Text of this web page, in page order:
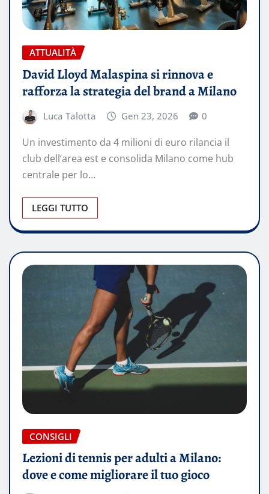
ATTUALITÀ
David Lloyd Malaspina si rinnova e
rafforza la strategia del brand a Milano
Luca Talotta Gen 23, 2026 0
Un investimento da 4 milioni di euro rilancia il
club dell’area est e consolida Milano come hub
centrale per lo…
LEGGI TUTTO
CONSIGLI
Lezioni di tennis per adulti a Milano:
dove e come migliorare il tuo gioco